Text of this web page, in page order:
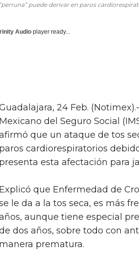
puede derivar en paros
Audio player ready...
24 Feb.
Mexicano del Seguro Social
que un ataque de tos
paros cardiorespiratorios
presenta esta afectación para
Explicó que Enfermedad de
le da a la tos seca, es más
aunque tiene especial
dos años, sobre todo con
manera prematura.